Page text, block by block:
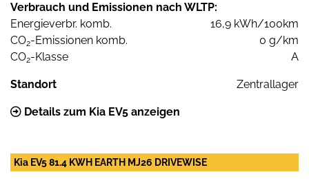
Verbrauch und Emissionen nach WLTP:
Energieverbr. komb.
16,9 kWh/100km
CO2-Emissionen komb.
0 g/km
CO2-Klasse A
Standort Zentrallager
Details zum Kia EV5 anzeigen
Kia EV5 81.4 KWH EARTH MJ26 DRIVEWISE